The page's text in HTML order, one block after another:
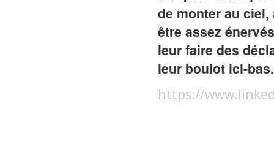
de monter au
être assez
leur faire des
leur boulot ici-bas.
https://